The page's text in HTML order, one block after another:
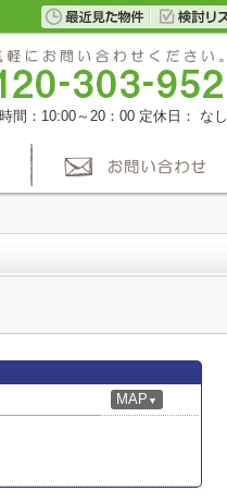
間：10:00～20：00 定休日： なし
MAP ▼